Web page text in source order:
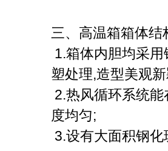
三、高温箱箱体结
1.箱体内胆均采
塑处理,造型美观
2.热风循环系统
度均匀;
3.设有大面积钢